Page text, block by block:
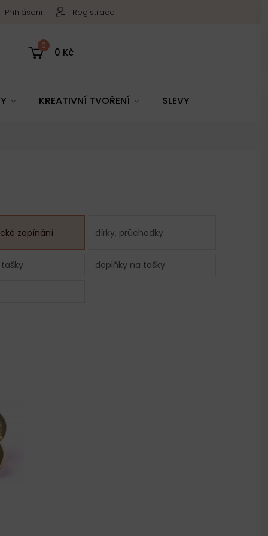
Přihlášení Registrace
0
0 Kč
KREATIVNÍ TVOŘENÍ SLEVY
zapínání dírky, průchodky
doplňky na tašky